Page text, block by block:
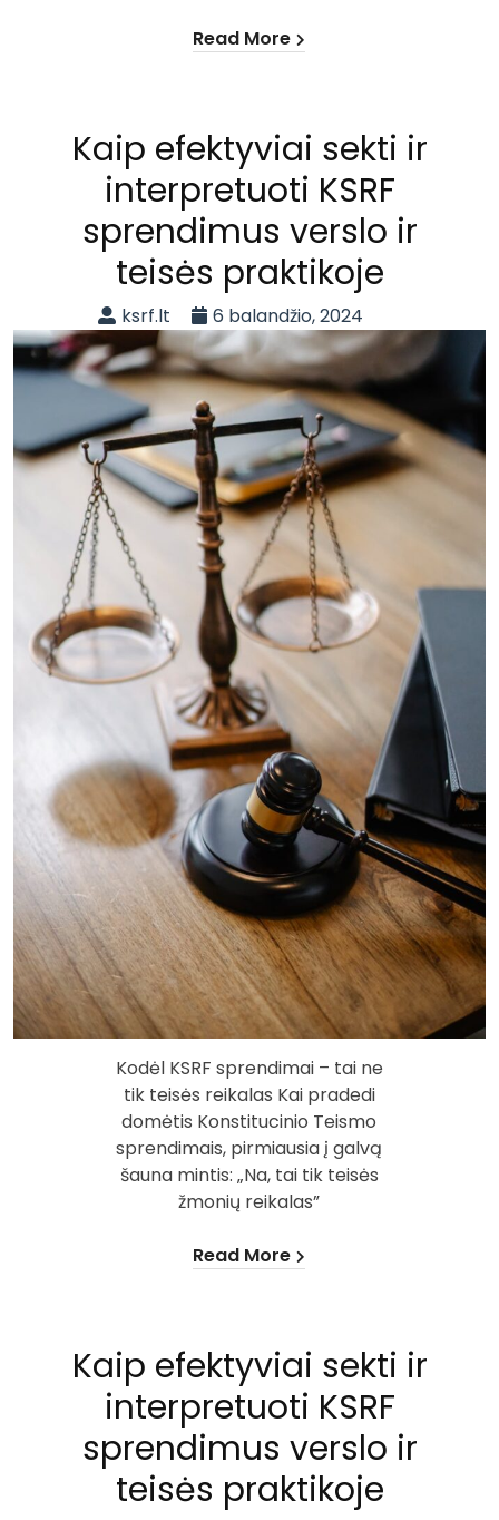
Read More
Kaip efektyviai sekti ir
interpretuoti KSRF
sprendimus verslo ir
teisės praktikoje
ksrf.lt 6 balandžio, 2024
Kodėl KSRF sprendimai – tai ne
tik teisės reikalas Kai pradedi
domėtis Konstitucinio Teismo
sprendimais, pirmiausia į galvą
šauna mintis: „Na, tai tik teisės
žmonių reikalas”
Read More
Kaip efektyviai sekti ir
interpretuoti KSRF
sprendimus verslo ir
teisės praktikoje